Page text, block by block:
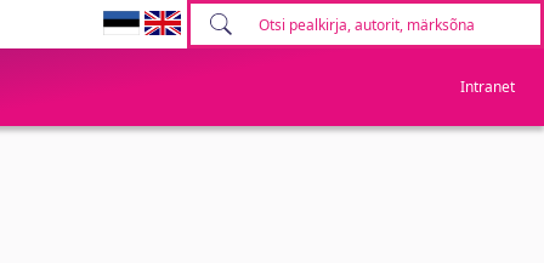
Intranet